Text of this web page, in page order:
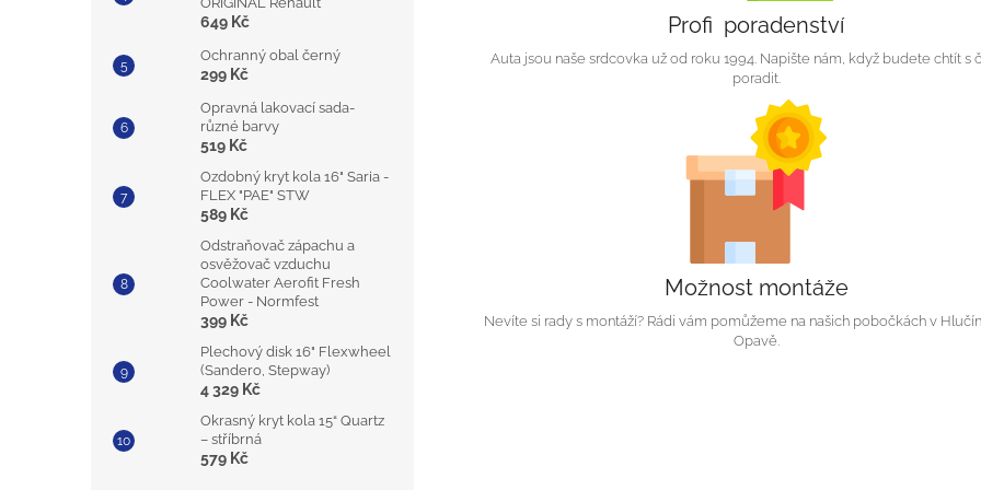
649 Kč
Ochranný obal černý
299 Kč
Opravná lakovací sada-
různé barvy
519 Kč
Ozdobný kryt kola 16" Saria -
FLEX "PAE" STW
589 Kč
Odstraňovač zápachu a
osvěžovač vzduchu
Coolwater Aerofit Fresh
Power - Normfest
399 Kč
Plechový disk 16" Flexwheel
(Sandero, Stepway)
4 329 Kč
Okrasný kryt kola 15“ Quartz
– stříbrná
579 Kč
Profi poradenství
Auta jsou naše srdcovka už od roku 1994. Napište nám, když budete chtít s
poradit.
Možnost montáže
Nevíte si rady s montáží? Rádi vám pomůžeme na našich pobočkách v
Opavě.